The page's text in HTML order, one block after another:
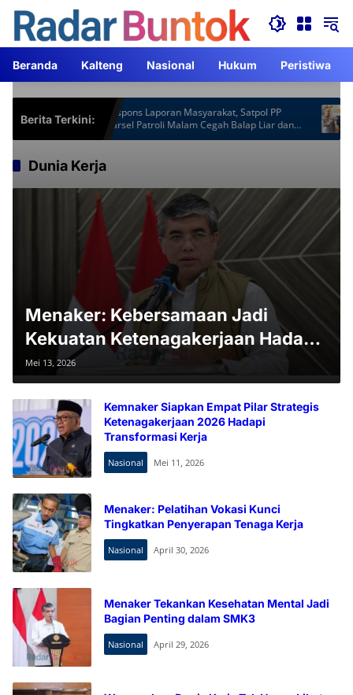
Langsung
konten
Beranda Kalteng Nasional Hukum Peristiwa
Berita Terkini:Respons Laporan Masyarakat, Satpol PP
Barsel Patroli Malam Cegah Balap Liar dan
Knalpot Brong
ACJA
Dunia Kerja
Menaker: Kebersamaan Jadi
Kekuatan Ketenagakerjaan Hadapi
Tantangan Global
Mei 13, 2026
Kemnaker Siapkan Empat Pilar Strategis
Ketenagakerjaan 2026 Hadapi
Transformasi Kerja
Nasional Mei 11, 2026
Menaker: Pelatihan Vokasi Kunci
Tingkatkan Penyerapan Tenaga Kerja
Nasional April 30, 2026
Menaker Tekankan Kesehatan Mental Jadi
Bagian Penting dalam SMK3
Nasional April 29, 2026